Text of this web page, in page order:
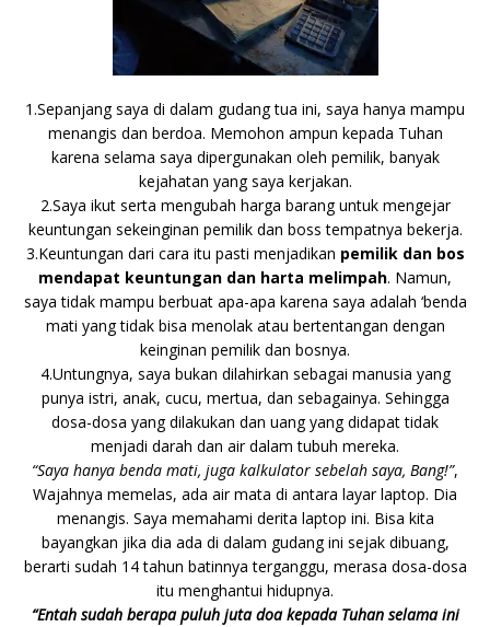
1.Sepanjang saya di dalam gudang tua ini, saya hanya mampu
menangis dan berdoa. Memohon ampun kepada Tuhan
karena selama saya dipergunakan oleh pemilik, banyak
kejahatan yang saya kerjakan.
2.Saya ikut serta mengubah harga barang untuk mengejar
keuntungan sekeinginan pemilik dan boss tempatnya bekerja.
3.Keuntungan dari cara itu pasti menjadikan pemilik dan bos
mendapat keuntungan dan harta melimpah. Namun,
saya tidak mampu berbuat apa-apa karena saya adalah ‘benda
mati yang tidak bisa menolak atau bertentangan dengan
keinginan pemilik dan bosnya.
4.Untungnya, saya bukan dilahirkan sebagai manusia yang
punya istri, anak, cucu, mertua, dan sebagainya. Sehingga
dosa-dosa yang dilakukan dan uang yang didapat tidak
menjadi darah dan air dalam tubuh mereka.
“Saya hanya benda mati, juga kalkulator sebelah saya, Bang!”,
Wajahnya memelas, ada air mata di antara layar laptop. Dia
menangis. Saya memahami derita laptop ini. Bisa kita
bayangkan jika dia ada di dalam gudang ini sejak dibuang,
berarti sudah 14 tahun batinnya terganggu, merasa dosa-dosa
itu menghantui hidupnya.
“Entah sudah berapa puluh juta doa kepada Tuhan selama ini